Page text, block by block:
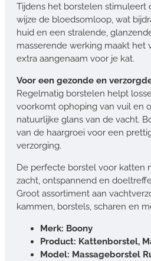
Tijdens het borstelen stimuleert
wijze de bloedsomloop, wat
huid en een stralende,
masserende werking maakt het
extra aangenaam voor je kat.
Voor een gezonde en
Regelmatig borstelen helpt
voorkomt ophoping van vuil en
natuurlijke glans van de vacht.
van de haargroei voor een
verzorging.
De perfecte borstel voor katten
zacht, ontspannend en
Groot assortiment aan
kammen, borstels, scharen en
Merk: Boony
Product: Kattenborstel,
Model: Massageborstel